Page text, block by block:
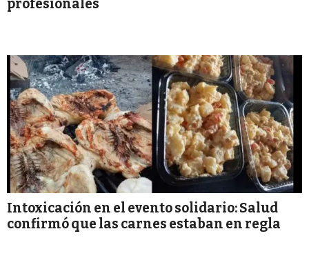
profesionales
Intoxicación en el evento solidario: Salud
confirmó que las carnes estaban en regla